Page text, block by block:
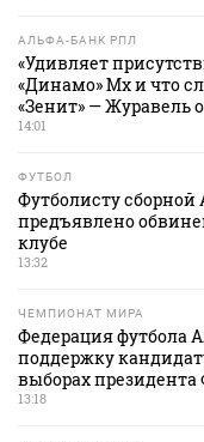
АЛЬФА-БАНК РПЛ
«Удивляет
«Динамо» Мх и что
«Зенит» — Журавель
14:01
ФУТБОЛ
Футболисту
предъявлено
клубе
13:32
ЧЕМПИОНАТ МИРА
Федерация футбола
поддержку
выборах
13:18